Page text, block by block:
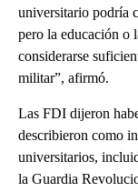
universitario podría
pero la educación o
considerarse
militar”, afirmó.
Las FDI dijeron
describieron como
universitarios,
la Guardia